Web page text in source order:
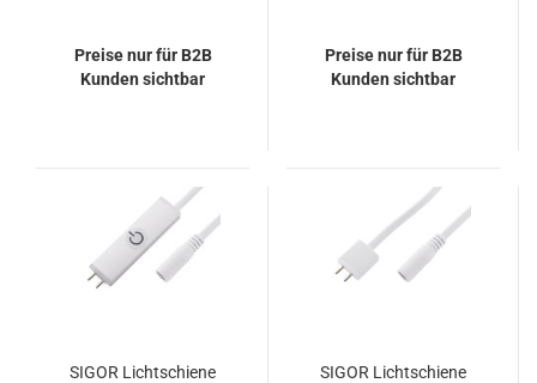
Preise nur für B2B
Kunden sichtbar
Preise nur für B2B
Kunden sichtbar
SIGOR Lichtschiene
SIGOR Lichtschiene